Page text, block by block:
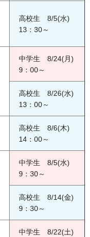
高校生 8/5(水)
13：30～
中学生 8/24(月)
9：00～
高校生 8/26(水)
13：00～
高校生 8/6(木)
14：00～
中学生 8/5(水)
9：30～
高校生 8/14(金)
9：30～
中学生 8/22(土)